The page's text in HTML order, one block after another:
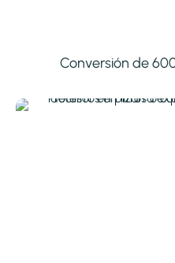
Conversión de